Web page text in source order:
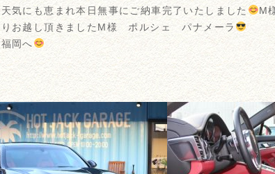
気にも恵まれ本日無事にご納車完了いたしました
M
りお越し頂きましたM様 ポルシェ パナメーラ
岡へ